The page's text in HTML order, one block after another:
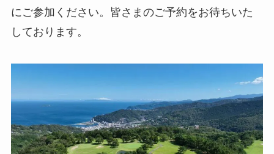
にご参加ください。皆さまのご予約をお待ちいた
しております。